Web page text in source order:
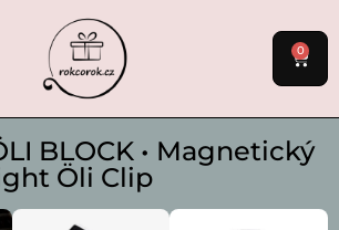
0
BLOCK • Magnetický
Öli Clip